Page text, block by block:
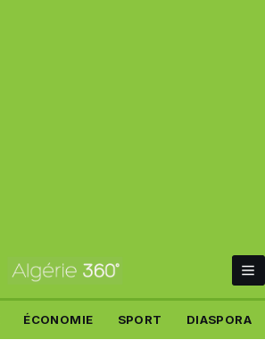
ÉCONOMIE SPORT DIASPORA